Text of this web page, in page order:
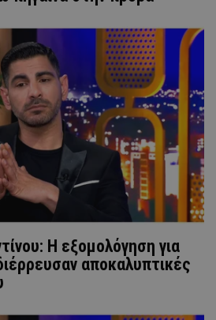
Η εξομολόγηση για
αποκαλυπτικές